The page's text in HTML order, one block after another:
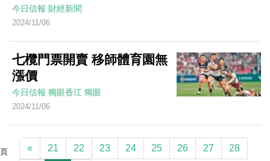
今日信報 財經新聞
2024/11/06
七欖門票開賣 移師體育園無
漲價
今日信報 獨眼香江 獨眼
2024/11/06
頁
« 21 22 23 24 25 26 27 28